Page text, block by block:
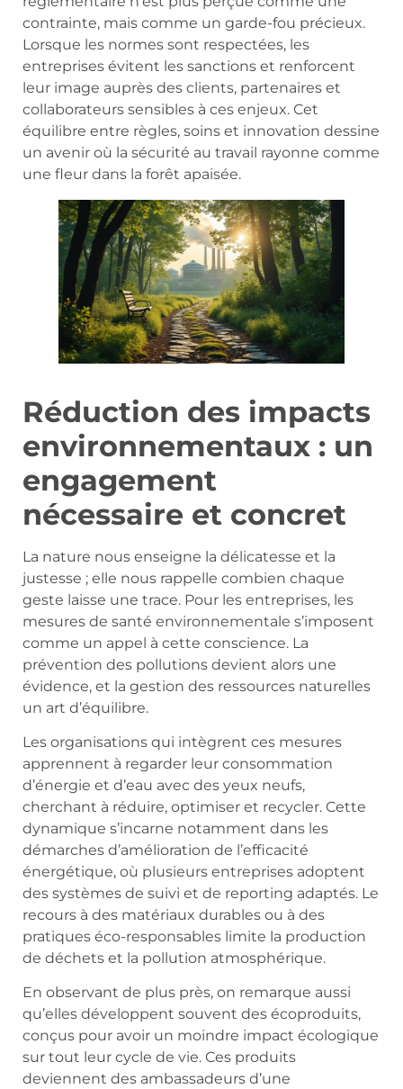
contrainte, mais comme un garde-fou précieux.
Lorsque les normes sont respectées, les
entreprises évitent les sanctions et renforcent
leur image auprès des clients, partenaires et
collaborateurs sensibles à ces enjeux. Cet
équilibre entre règles, soins et innovation dessine
un avenir où la sécurité au travail rayonne comme
une fleur dans la forêt apaisée.
Réduction des impacts
environnementaux : un
engagement
nécessaire et concret
La nature nous enseigne la délicatesse et la
justesse ; elle nous rappelle combien chaque
geste laisse une trace. Pour les entreprises, les
mesures de santé environnementale s’imposent
comme un appel à cette conscience. La
prévention des pollutions devient alors une
évidence, et la gestion des ressources naturelles
un art d’équilibre.
Les organisations qui intègrent ces mesures
apprennent à regarder leur consommation
d’énergie et d’eau avec des yeux neufs,
cherchant à réduire, optimiser et recycler. Cette
dynamique s’incarne notamment dans les
démarches d’amélioration de l’efficacité
énergétique, où plusieurs entreprises adoptent
des systèmes de suivi et de reporting adaptés. Le
recours à des matériaux durables ou à des
pratiques éco-responsables limite la production
de déchets et la pollution atmosphérique.
En observant de plus près, on remarque aussi
qu’elles développent souvent des écoproduits,
conçus pour avoir un moindre impact écologique
sur tout leur cycle de vie. Ces produits
deviennent des ambassadeurs d’une